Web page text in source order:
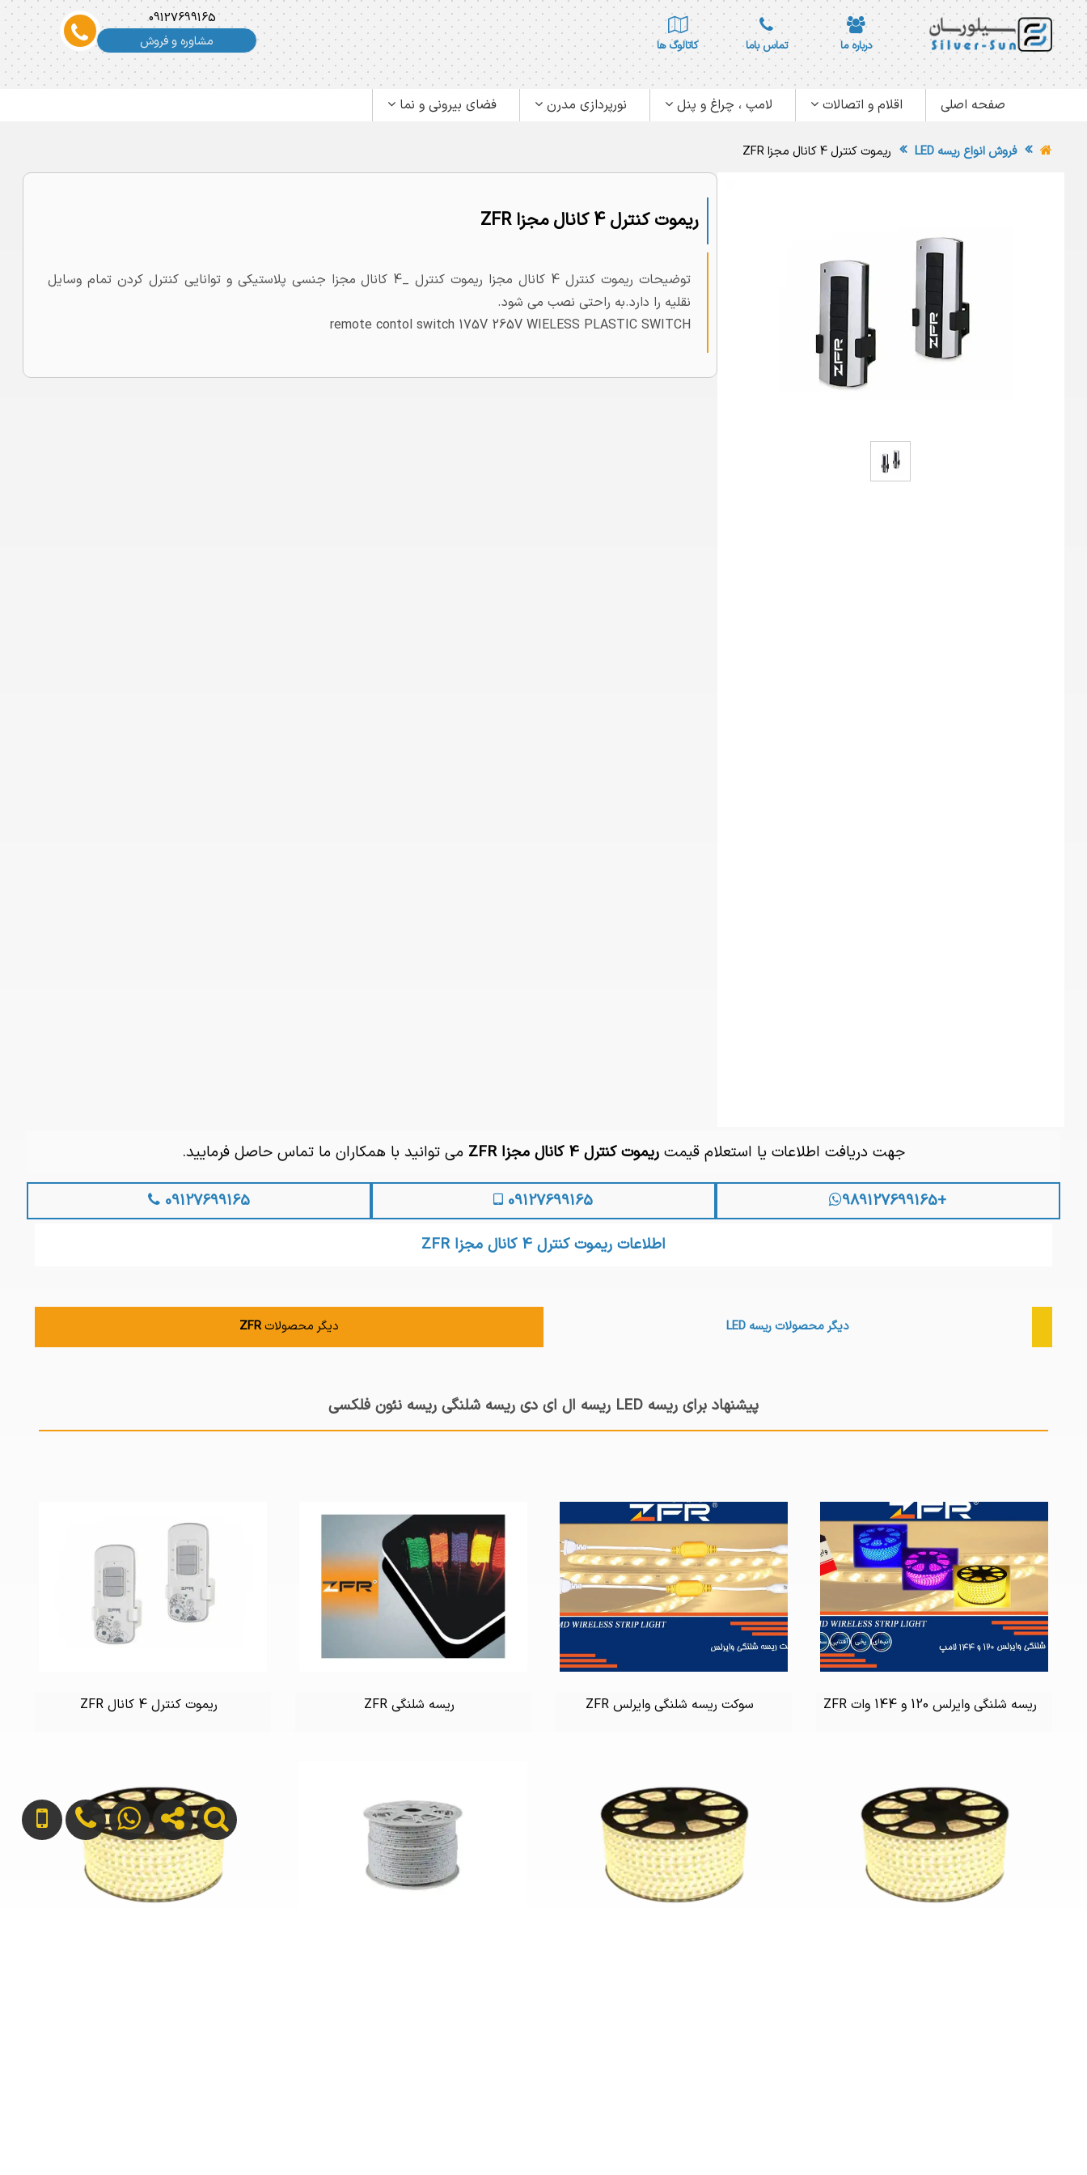
درباره ما تماس باما کاتالوگ ها
09127699165
مشاوره و فروش
صفحه اصلی اقلام و اتصالات لامپ ، چراغ و پنل نورپردازی مدرن فضای بیرونی و نما
فروش انواع ریسه LED ریموت کنترل 4 کانال مجزا ZFR
ریموت کنترل 4 کانال مجزا ZFR
توضیحات ریموت کنترل 4 کانال مجزا ریموت کنترل _4 کانال مجزا جنسی پلاستیکی و توانایی کنترل کردن تمام وسایل
نقلیه را دارد.به راحتی نصب می شود.
remote contol switch 175V 265V WIELESS PLASTIC SWITCH
جهت دریافت اطلاعات یا استعلام قیمتریموت کنترل 4 کانال مجزا ZFR می توانید با همکاران ما تماس حاصل فرمایید.
09127699165 09127699165
+989127699165
اطلاعات ریموت کنترل 4 کانال مجزا ZFR
دیگر محصولاتZFR دیگر محصولاتریسه LED
پیشنهاد برای ریسه LED ریسه ال ای دی ریسه شلنگی ریسه نئون فلکسی
ریسه شلنگی وایرلس 120 و 144 وات ZFR سوکت ریسه شلنگی وایرلس ZFR ریسه شلنگی ZFR ریموت کنترل 4 کانال ZFR